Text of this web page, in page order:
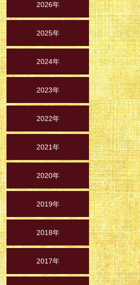
2026年
2025年
2024年
2023年
2022年
2021年
2020年
2019年
2018年
2017年